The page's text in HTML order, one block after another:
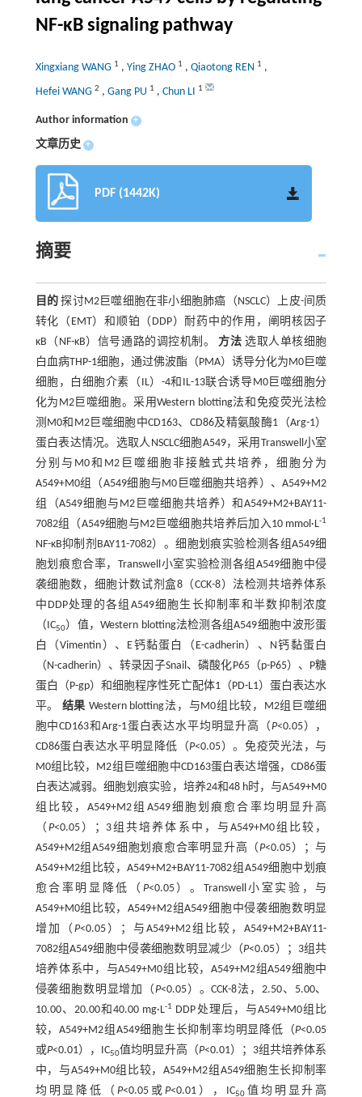
NF-κB signaling pathway
Xingxiang WANG 1 , Ying ZHAO 1 , Qiaotong REN 1 ,
Hefei WANG 2 , Gang PU 1 , Chun LI 1
Author information +
文章历史 +
PDF (1442K)
摘要
目的 探讨M2巨噬细胞在非小细胞肺癌（NSCLC）上皮-间质
转化（EMT）和顺铂（DDP）耐药中的作用，阐明核因子
κB（NF-κB）信号通路的调控机制。方法 选取人单核细胞
白血病THP-1细胞，通过佛波酯（PMA）诱导分化为M0巨噬
细胞，白细胞介素（IL）-4和IL-13联合诱导M0巨噬细胞分
化为M2巨噬细胞。采用Western blotting法和免疫荧光法检
测M0和M2巨噬细胞中CD163、CD86及精氨酸酶1（Arg-1）
蛋白表达情况。选取人NSCLC细胞A549，采用Transwell小室
分别与M0和M2巨噬细胞非接触式共培养，细胞分为
A549+M0组（A549细胞与M0巨噬细胞共培养）、A549+M2
组（A549细胞与M2巨噬细胞共培养）和A549+M2+BAY11-
7082组（A549细胞与M2巨噬细胞共培养后加入10 mmol·L-1
NF-κB抑制剂BAY11-7082）。细胞划痕实验检测各组A549细
胞划痕愈合率，Transwell小室实验检测各组A549细胞中侵
袭细胞数，细胞计数试剂盒8（CCK-8）法检测共培养体系
中DDP处理的各组A549细胞生长抑制率和半数抑制浓度
（IC50）值，Western blotting法检测各组A549细胞中波形蛋
白（Vimentin）、E钙黏蛋白（E-cadherin）、N钙黏蛋白
（N-cadherin）、转录因子Snail、磷酸化P65（p-P65）、P糖
蛋白（P-gp）和细胞程序性死亡配体1（PD-L1）蛋白表达水
平。 结果 Western blotting法，与M0组比较，M2组巨噬细
胞中CD163和Arg-1蛋白表达水平均明显升高（P<0.05），
CD86蛋白表达水平明显降低（P<0.05）。免疫荧光法，与
M0组比较，M2组巨噬细胞中CD163蛋白表达增强，CD86蛋
白表达减弱。细胞划痕实验，培养24和48 h时，与A549+M0
组比较，A549+M2组A549细胞划痕愈合率均明显升高
（ P<0.05）；3组共培养体系中，与A549+M0组比较，
A549+M2组A549细胞划痕愈合率明显升高（P<0.05）；与
A549+M2组比较，A549+M2+BAY11-7082组A549细胞中划痕
愈合率明显降低（ P<0.05）。Transwell小室实验，与
A549+M0组比较，A549+M2组A549细胞中侵袭细胞数明显
增加（ P<0.05）；与A549+M2组比较，A549+M2+BAY11-
7082组A549细胞中侵袭细胞数明显减少（P<0.05）；3组共
培养体系中，与A549+M0组比较，A549+M2组A549细胞中
侵袭细胞数明显增加（P<0.05）。CCK-8法，2.50、5.00、
10.00、20.00和40.00 mg·L-1 DDP处理后，与A549+M0组比
较，A549+M2组A549细胞生长抑制率均明显降低（P<0.05
或P<0.01），IC50值均明显升高（P<0.01）；3组共培养体系
中，与A549+M0组比较，A549+M2组A549细胞生长抑制率
均明显降低（P<0.05或P<0.01），IC50值均明显升高